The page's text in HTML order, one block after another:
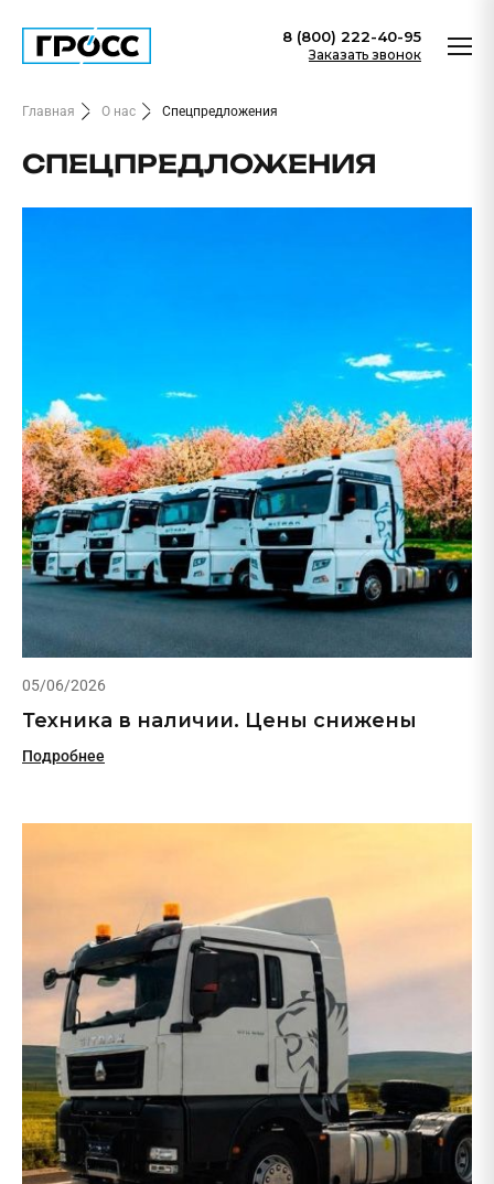
8 (800) 222-40-95
Заказать звонок
СПЕЦПРЕДЛОЖЕНИЯ
Главная О нас Спецпредложения
05/06/2026
Техника в наличии. Цены снижены
Подробнее